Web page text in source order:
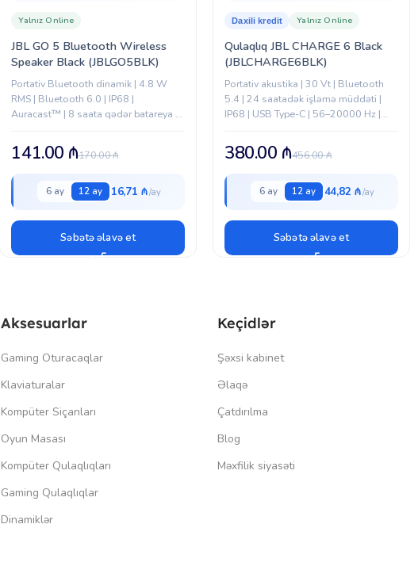
JBL GO 5 Bluetooth Wireless
Speaker Black (JBLGO5BLK)
Yalnız Online
Portativ Bluetooth dinamik | 4.8 W
RMS | Bluetooth 6.0 | IP68 |
Auracast™ | 8 saata qədər batareya |
170.00₼
141.00 ₼
6 ay 12 ay 16,71 ₼
Səbətə əlavə et
Qulaqlıq JBL CHARGE 6 Black
(JBLCHARGE6BLK)
Daxili kredit Yalnız Online
Portativ akustika | 30 Vt | Bluetooth
5.4 | 24 saatadək işləmə müddəti |
IP68 | USB Type-C | 56–20000 Hz |
456.00₼
380.00 ₼
6 ay 12 ay 44,82 ₼
Səbətə əlavə et
Aksesuarlar
Gaming Oturacaqlar
Klaviaturalar
Kompüter Siçanları
Oyun Masası
Kompüter Qulaqlıqları
Gaming Qulaqlıqlar
Dinamiklər
Keçidlər
Şəxsi kabinet
Əlaqə
Çatdırılma
Blog
Məxfilik siyasəti